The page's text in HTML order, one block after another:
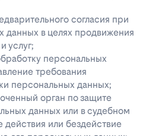
согласия при
данных в целях продвижения
услуг;
персональных
требования
персональных данных;
орган по защите
данных или в судебном
или бездействие